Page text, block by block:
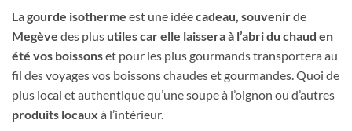
La gourde isotherme est une idéecadeau, souvenirde
Megève des plus utiles car elle laissera à l’abri du chaud en
été vos boissonset pour les plus gourmands transportera au
fil des voyages vos boissons chaudes et gourmandes. Quoi de
plus local et authentique qu’une soupe à l’oignon ou d’autres
produits locaux à l’intérieur.